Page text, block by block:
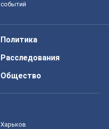
событий
Политика
Расследования
Общество
Харьков